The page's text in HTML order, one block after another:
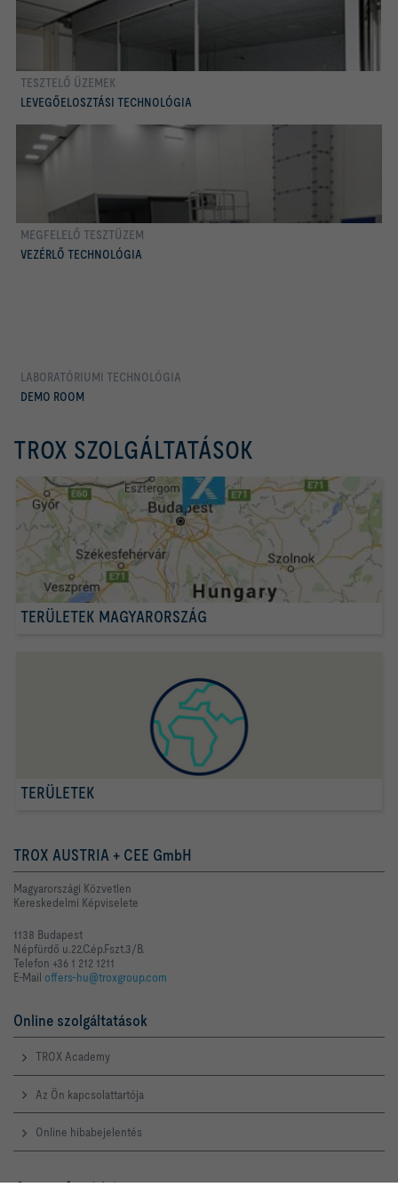
TESZTELŐ ÜZEMEK
LEVEGŐELOSZTÁSI TECHNOLÓGIA
több
MEGFELELŐ TESZTÜZEM
VEZÉRLŐ TECHNOLÓGIA
több
LABORATÓRIUMI TECHNOLÓGIA
DEMO ROOM
több
TROX SZOLGÁLTATÁSOK
TERÜLETEK MAGYARORSZÁG
TERÜLETEK
TROX AUSTRIA + CEE GmbH
Magyarországi Közvetlen
Kereskedelmi Képviselete
1138 Budapest
Népfürdő u.22.C.ép.Fszt.3/B.
Telefon +36 1 212 1211
E-Mail offers-hu@troxgroup.com
Online szolgáltatások
TROX Academy
Az Ön kapcsolattartója
Online hibabejelentés
Szerviz forródrót